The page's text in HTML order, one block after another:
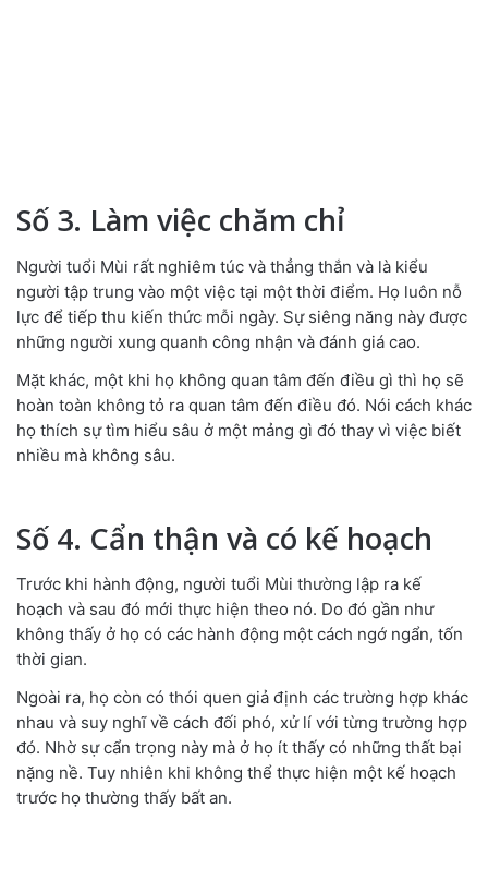
Số 3. Làm việc chăm chỉ
Người tuổi Mùi rất nghiêm túc và thẳng thắn và là kiểu
người tập trung vào một việc tại một thời điểm. Họ luôn nỗ
lực để tiếp thu kiến ​​thức mỗi ngày. Sự siêng năng này được
những người xung quanh công nhận và đánh giá cao.
Mặt khác, một khi họ không quan tâm đến điều gì thì họ sẽ
hoàn toàn không tỏ ra quan tâm đến điều đó. Nói cách khác
họ thích sự tìm hiểu sâu ở một mảng gì đó thay vì việc biết
nhiều mà không sâu.
Số 4. Cẩn thận và có kế hoạch
Trước khi hành động, người tuổi Mùi thường lập ra kế
hoạch và sau đó mới thực hiện theo nó. Do đó gần như
không thấy ở họ có các hành động một cách ngớ ngẩn, tốn
thời gian.
Ngoài ra, họ còn có thói quen giả định các trường hợp khác
nhau và suy nghĩ về cách đối phó, xử lí với từng trường hợp
đó. Nhờ sự cẩn trọng này mà ở họ ít thấy có những thất bại
nặng nề. Tuy nhiên khi không thể thực hiện một kế hoạch
trước họ thường thấy bất an.